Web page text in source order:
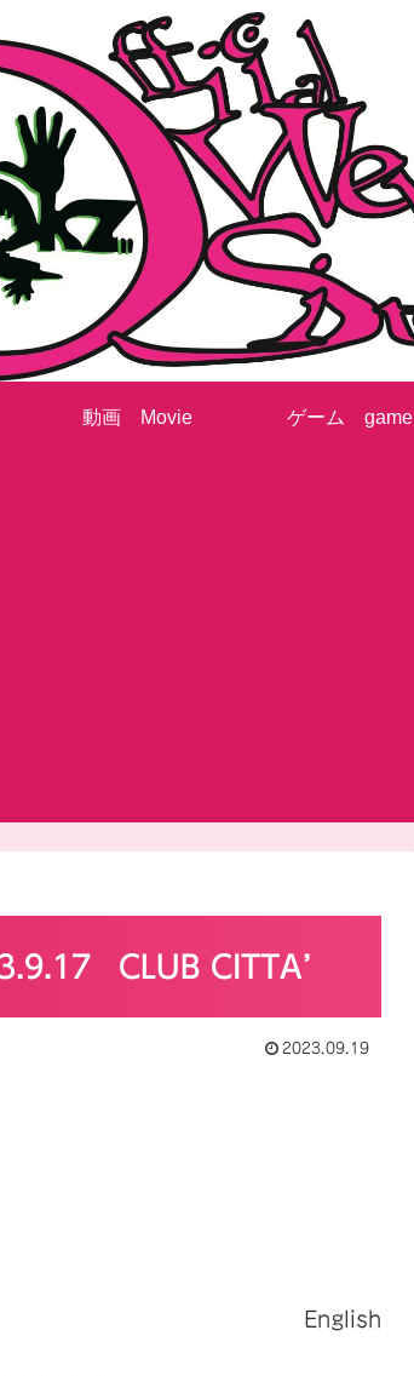
動画 Movie ゲーム game
CLUB CITTA’
2023.09.19
English